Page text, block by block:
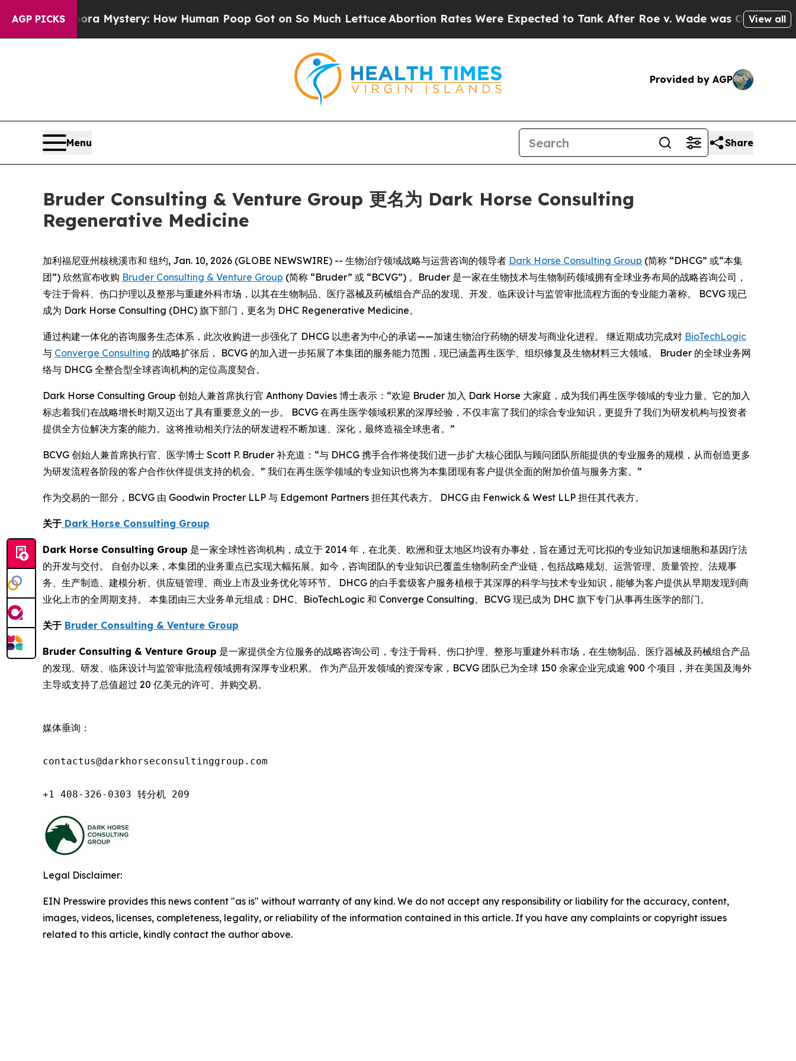
AGP PICKSMystery: How Human Poop Got on So Much LettuceAbortion Rates Were Expected to Tank After Roe v. Wade was Overturned.View all
Provided by AGP
Menu Share
Bruder Consulting & Venture Group 更名为 Dark Horse Consulting
Regenerative Medicine
加利福尼亚州核桃溪市和 纽约, Jan. 10, 2026 (GLOBE NEWSWIRE) -- 生物治疗领域战略与运营咨询的领导者 Dark Horse Consulting Group (简称 “DHCG” 或“本集
团”) 欣然宣布收购 Bruder Consulting & Venture Group (简称 “Bruder” 或 “BCVG”) 。Bruder 是一家在生物技术与生物制药领域拥有全球业务布局的战略咨询公司，
专注于骨科、伤口护理以及整形与重建外科市场，以其在生物制品、医疗器械及药械组合产品的发现、开发、临床设计与监管审批流程方面的专业能力著称。 BCVG 现已
成为 Dark Horse Consulting (DHC) 旗下部门，更名为 DHC Regenerative Medicine。
通过构建一体化的咨询服务生态体系，此次收购进一步强化了 DHCG 以患者为中心的承诺——加速生物治疗药物的研发与商业化进程。 继近期成功完成对 BioTechLogic
与 Converge Consulting 的战略扩张后， BCVG 的加入进一步拓展了本集团的服务能力范围，现已涵盖再生医学、组织修复及生物材料三大领域。 Bruder 的全球业务网
络与 DHCG 全整合型全球咨询机构的定位高度契合。
Dark Horse Consulting Group 创始人兼首席执行官 Anthony Davies 博士表示：“欢迎 Bruder 加入 Dark Horse 大家庭，成为我们再生医学领域的专业力量。它的加入
标志着我们在战略增长时期又迈出了具有重要意义的一步。 BCVG 在再生医学领域积累的深厚经验，不仅丰富了我们的综合专业知识，更提升了我们为研发机构与投资者
提供全方位解决方案的能力。这将推动相关疗法的研发进程不断加速、深化，最终造福全球患者。”
BCVG 创始人兼首席执行官、医学博士 Scott P. Bruder 补充道：“与 DHCG 携手合作将使我们进一步扩大核心团队与顾问团队所能提供的专业服务的规模，从而创造更多
为研发流程各阶段的客户合作伙伴提供支持的机会。” 我们在再生医学领域的专业知识也将为本集团现有客户提供全面的附加价值与服务方案。”
作为交易的一部分，BCVG 由 Goodwin Procter LLP 与 Edgemont Partners 担任其代表方。 DHCG 由 Fenwick & West LLP 担任其代表方。
关于 Dark Horse Consulting Group
Dark Horse Consulting Group 是一家全球性咨询机构，成立于 2014 年，在北美、欧洲和亚太地区均设有办事处，旨在通过无可比拟的专业知识加速细胞和基因疗法
的开发与交付。 自创办以来，本集团的业务重点已实现大幅拓展。如今，咨询团队的专业知识已覆盖生物制药全产业链，包括战略规划、运营管理、质量管控、法规事
务、生产制造、建模分析、供应链管理、商业上市及业务优化等环节。 DHCG 的白手套级客户服务植根于其深厚的科学与技术专业知识，能够为客户提供从早期发现到商
业化上市的全周期支持。 本集团由三大业务单元组成：DHC、BioTechLogic 和 Converge Consulting。BCVG 现已成为 DHC 旗下专门从事再生医学的部门。
关于 Bruder Consulting & Venture Group
Bruder Consulting & Venture Group 是一家提供全方位服务的战略咨询公司，专注于骨科、伤口护理、整形与重建外科市场，在生物制品、医疗器械及药械组合产品
的发现、研发、临床设计与监管审批流程领域拥有深厚专业积累。 作为产品开发领域的资深专家，BCVG 团队已为全球 150 余家企业完成逾 900 个项目，并在美国及海外
主导或支持了总值超过 20 亿美元的许可、并购交易。
媒体垂询：
contactus@darkhorseconsultinggroup.com
+1 408-326-0303 转分机 209
Legal Disclaimer:
EIN Presswire provides this news content "as is" without warranty of any kind. We do not accept any responsibility or liability for the accuracy, content,
images, videos, licenses, completeness, legality, or reliability of the information contained in this article. If you have any complaints or copyright issues
related to this article, kindly contact the author above.